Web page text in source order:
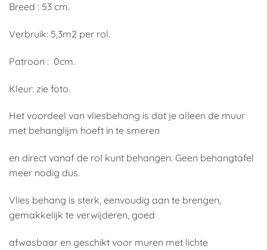
Breed : 53 cm.
Verbruik: 5,3m2 per rol.
Patroon : 0cm.
Kleur: zie foto.
Het voordeel van vliesbehang is dat je alleen de muur
met behanglijm hoeft in te smeren
en direct vanaf de rol kunt behangen. Geen behangtafel
meer nodig dus.
Vlies behang is sterk, eenvoudig aan te brengen,
gemakkelijk te verwijderen, goed
afwasbaar en geschikt voor muren met lichte